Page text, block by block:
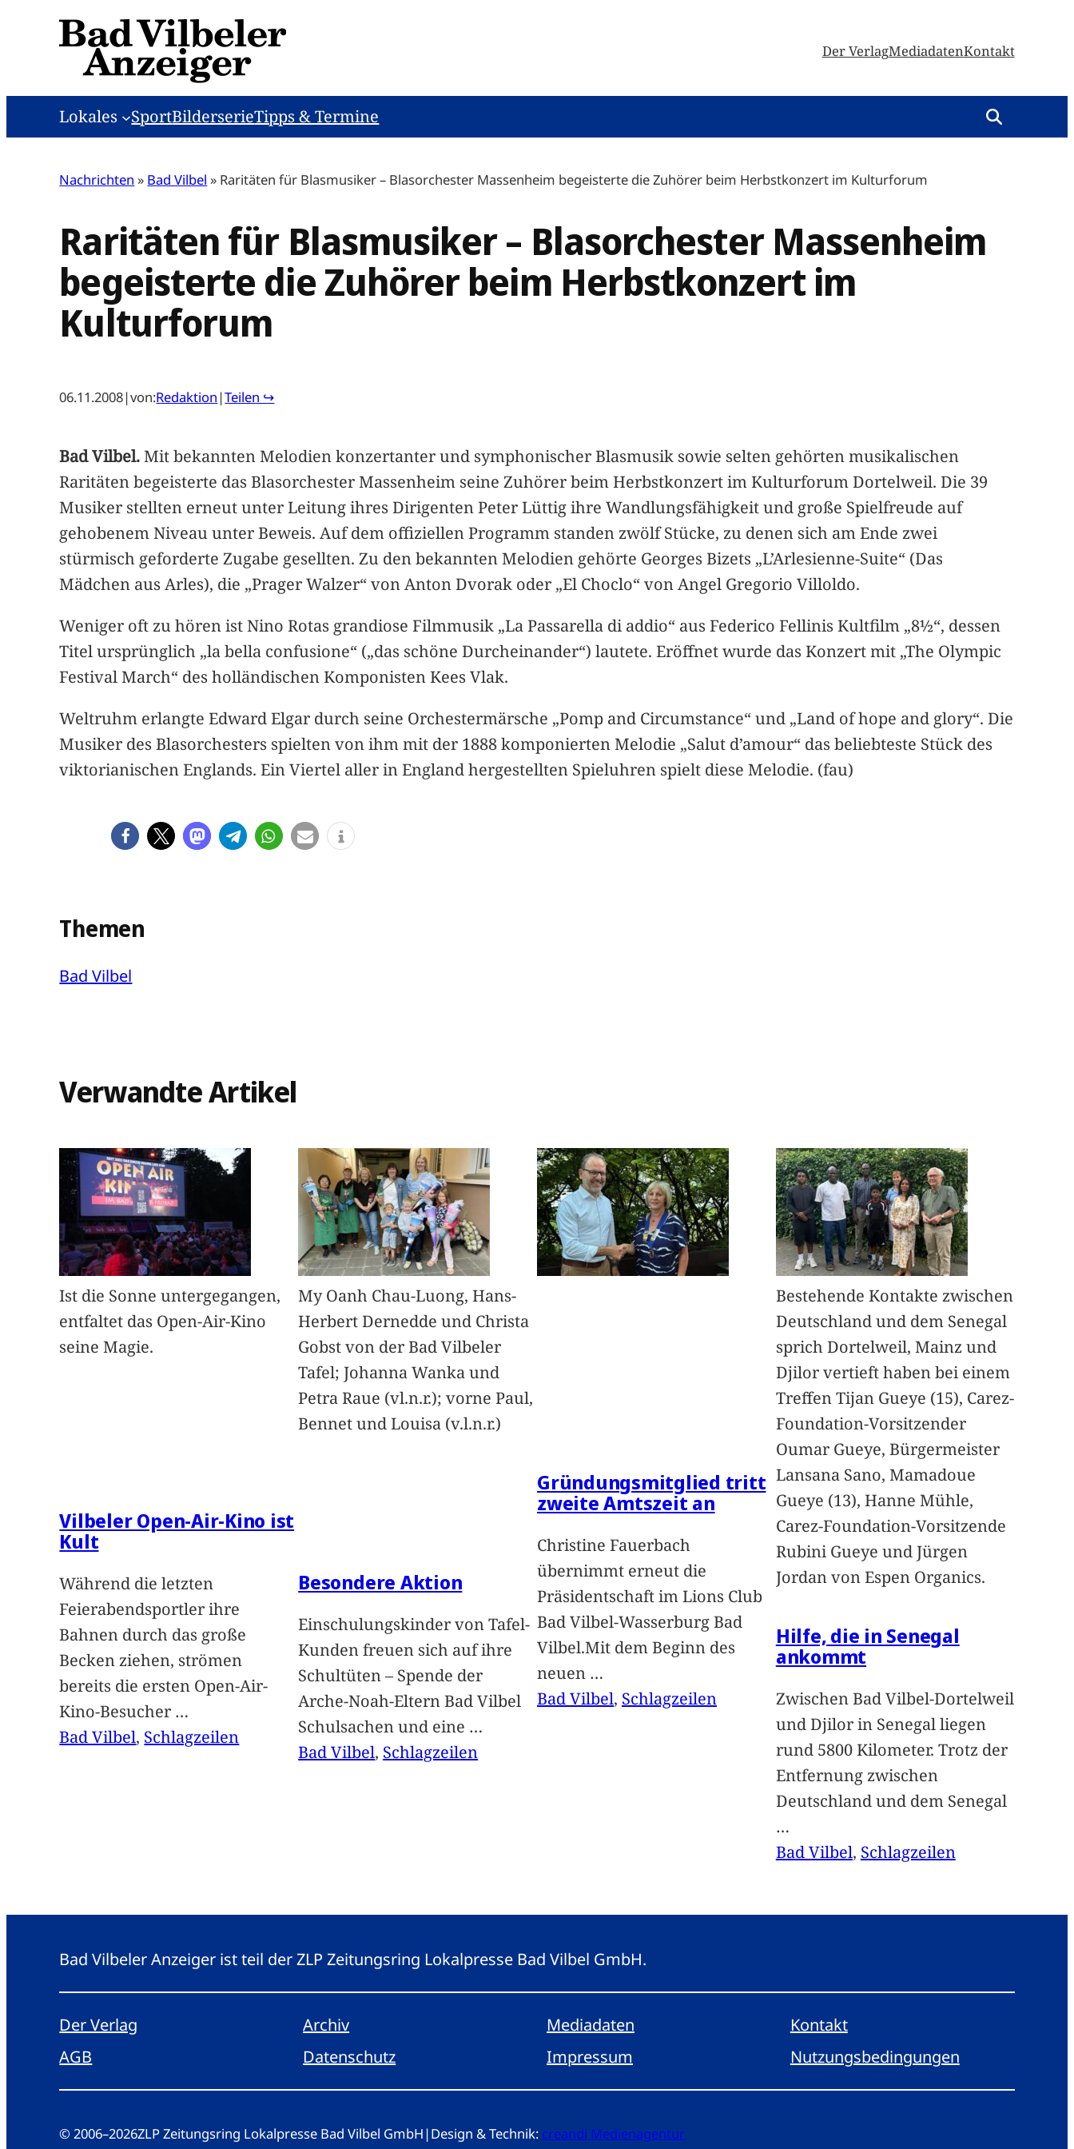
Der VerlagMediadatenKontakt
Lokales SportBilderserieTipps & Termine
Nachrichten » Bad Vilbel » Raritäten für Blasmusiker – Blasorchester Massenheim begeisterte die Zuhörer beim Herbstkonzert im Kulturforum
Raritäten für Blasmusiker – Blasorchester Massenheim
begeisterte die Zuhörer beim Herbstkonzert im
Kulturforum
06.11.2008|von:Redaktion |Teilen ↪
Bad Vilbel.Mit bekannten Melodien konzertanter und symphonischer Blasmusik sowie selten gehörten musikalischen
Raritäten begeisterte das Blasorchester Massenheim seine Zuhörer beim Herbstkonzert im Kulturforum Dortelweil. Die 39
Musiker stellten erneut unter Leitung ihres Dirigenten Peter Lüttig ihre Wandlungsfähigkeit und große Spielfreude auf
gehobenem Niveau unter Beweis. Auf dem offiziellen Programm standen zwölf Stücke, zu denen sich am Ende zwei
stürmisch geforderte Zugabe gesellten. Zu den bekannten Melodien gehörte Georges Bizets „L’Arlesienne-Suite“ (Das
Mädchen aus Arles), die „Prager Walzer“ von Anton Dvorak oder „El Choclo“ von Angel Gregorio Villoldo.
Weniger oft zu hören ist Nino Rotas grandiose Filmmusik „La Passarella di addio“ aus Federico Fellinis Kultfilm „8½“, dessen
Titel ursprünglich „la bella confusione“ („das schöne Durcheinander“) lautete. Eröffnet wurde das Konzert mit „The Olympic
Festival March“ des holländischen Komponisten Kees Vlak.
Weltruhm erlangte Edward Elgar durch seine Orchestermärsche „Pomp and Circumstance“ und „Land of hope and glory“. Die
Musiker des Blasorchesters spielten von ihm mit der 1888 komponierten Melodie „Salut d’amour“ das beliebteste Stück des
viktorianischen Englands. Ein Viertel aller in England hergestellten Spieluhren spielt diese Melodie. (fau)
Themen
Bad Vilbel
Verwandte Artikel
Ist die Sonne untergegangen,
entfaltet das Open-Air-Kino
seine Magie.
Vilbeler Open-Air-Kino ist
Kult
Während die letzten
Feierabendsportler ihre
Bahnen durch das große
Becken ziehen, strömen
bereits die ersten Open-Air-
Kino-Besucher …
Bad Vilbel, Schlagzeilen
My Oanh Chau-Luong, Hans-
Herbert Dernedde und Christa
Gobst von der Bad Vilbeler
Tafel; Johanna Wanka und
Petra Raue (vl.n.r.); vorne Paul,
Bennet und Louisa (v.l.n.r.)
Besondere Aktion
Einschulungskinder von Tafel-
Kunden freuen sich auf ihre
Schultüten – Spende der
Arche-Noah-Eltern Bad Vilbel
Schulsachen und eine …
Bad Vilbel, Schlagzeilen
Gründungsmitglied tritt
zweite Amtszeit an
Christine Fauerbach
übernimmt erneut die
Präsidentschaft im Lions Club
Bad Vilbel-Wasserburg Bad
Vilbel.Mit dem Beginn des
neuen …
Bad Vilbel, Schlagzeilen
Bestehende Kontakte zwischen
Deutschland und dem Senegal
sprich Dortelweil, Mainz und
Djilor vertieft haben bei einem
Treffen Tijan Gueye (15), Carez-
Foundation-Vorsitzender
Oumar Gueye, Bürgermeister
Lansana Sano, Mamadoue
Gueye (13), Hanne Mühle,
Carez-Foundation-Vorsitzende
Rubini Gueye und Jürgen
Jordan von Espen Organics.
Hilfe, die in Senegal
ankommt
Zwischen Bad Vilbel-Dortelweil
und Djilor in Senegal liegen
rund 5800 Kilometer. Trotz der
Entfernung zwischen
Deutschland und dem Senegal
…
Bad Vilbel, Schlagzeilen
Bad Vilbeler Anzeiger ist teil der ZLP Zeitungsring Lokalpresse Bad Vilbel GmbH.
Der Verlag Archiv Mediadaten
Kontakt
AGB
Datenschutz Impressum Nutzungsbedingungen
© 2006–2026ZLP Zeitungsring Lokalpresse Bad Vilbel GmbH |Design & Technik: creandi Medienagentur